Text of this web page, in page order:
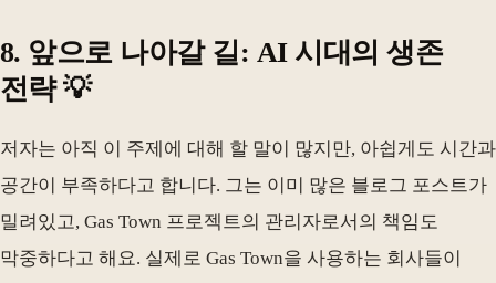
8. 앞으로 나아갈 길: AI 시대의 생존
전략 💡
저자는 아직 이 주제에 대해 할 말이 많지만, 아쉽게도 시간과
공간이 부족하다고 합니다. 그는 이미 많은 블로그 포스트가
밀려있고, Gas Town 프로젝트의 관리자로서의 책임도
막중하다고 해요. 실제로 Gas Town을 사용하는 회사들이